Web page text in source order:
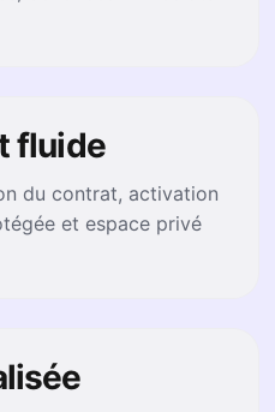
fluide
du contrat, activation
et espace privé